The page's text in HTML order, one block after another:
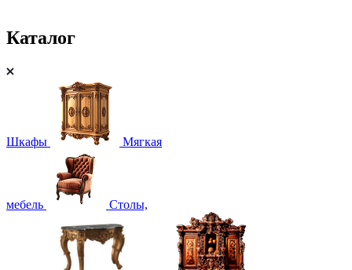
Каталог
Шкафы Мягкая
мебель Столы,